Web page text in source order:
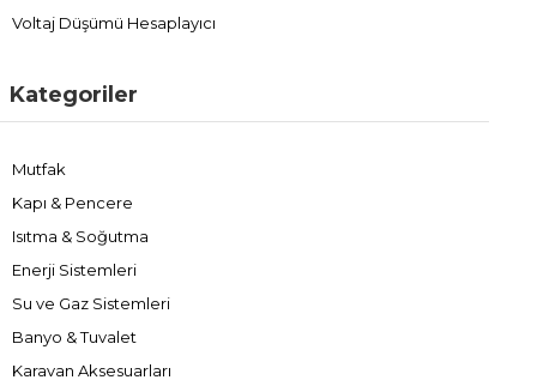
Voltaj Düşümü Hesaplayıcı
Kategoriler
Mutfak
Kapı & Pencere
Isıtma & Soğutma
Enerji Sistemleri
Su ve Gaz Sistemleri
Banyo & Tuvalet
Karavan Aksesuarları